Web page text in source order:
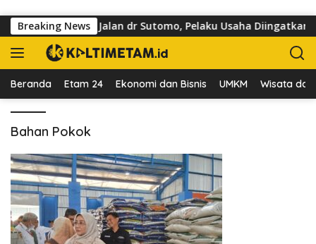
Breaking News
Trotoar di Jalan dr Sutomo, Pelaku Usaha Diingatkan
Beranda Etam 24 Ekonomi dan Bisnis UMKM Wisata dan
Bahan Pokok